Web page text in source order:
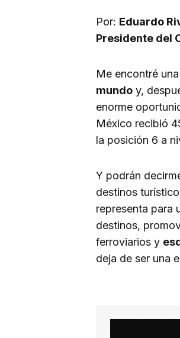
Por: Eduardo
Presidente del
Me encontré
mundo y,
enorme
México recibió
la posición 6 a
Y podrán
destinos
representa para
destinos,
ferroviarios y
deja de ser una